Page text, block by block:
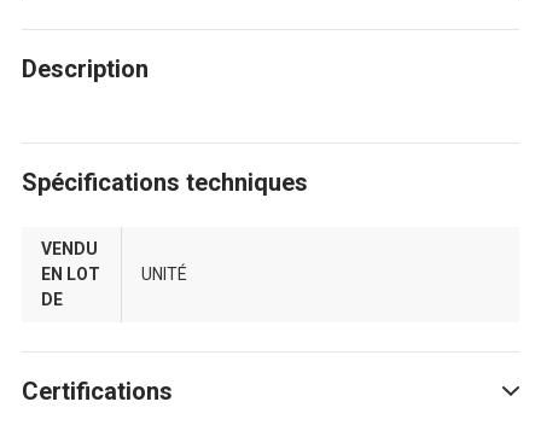
Description
Spécifications techniques
VENDU
EN LOT
DE
UNITÉ
Certifications